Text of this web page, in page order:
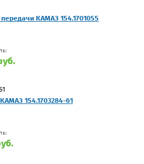
КАМАЗ 154.1701055
154.1703284-61